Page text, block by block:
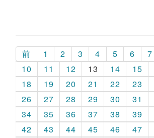
前 1 2 3 4 5 6 7
10
11 12 13 14 15
18
19 20 21 22 23
26
27 28 29 30 31
34
35 36 37 38 39
42
43 44 45 46 47